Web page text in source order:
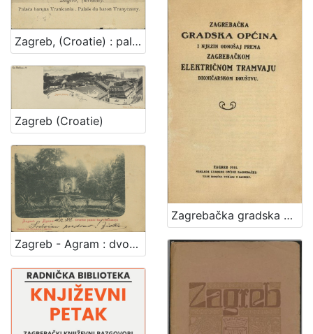
Zagreb, (Croatie) : palača baruna Vranicania - palais du baron Vranyczany
Zagreb (Croatie)
Zagreb - Agram : dvorište palače bar. Vraniczanya
Zagrebačka gradska općina i njezin odnošaj prema Zagrebačkom električnom tramvaju dioničarskom društvu